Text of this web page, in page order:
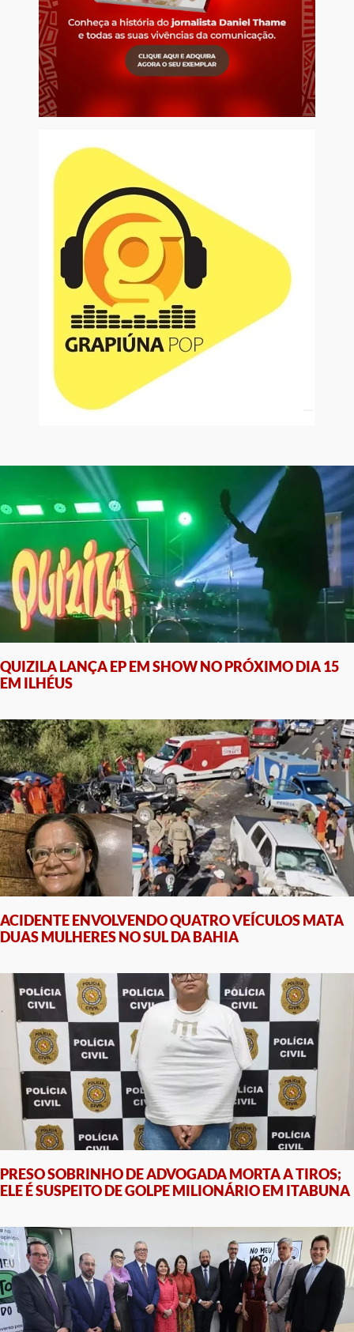
QUIZILA LANÇA EP EM SHOW NO PRÓXIMO DIA 15
EM ILHÉUS
ACIDENTE ENVOLVENDO QUATRO VEÍCULOS MATA
DUAS MULHERES NO SUL DA BAHIA
PRESO SOBRINHO DE ADVOGADA MORTA A TIROS;
ELE É SUSPEITO DE GOLPE MILIONÁRIO EM ITABUNA